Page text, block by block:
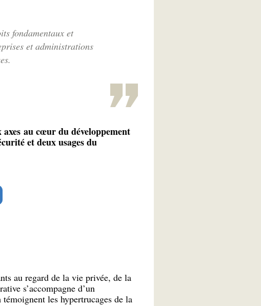
fondamentaux et
et administrations
au cœur du développement
et deux usages du
au regard de la vie privée, de la
s’accompagne d’un
les hypertrucages de la